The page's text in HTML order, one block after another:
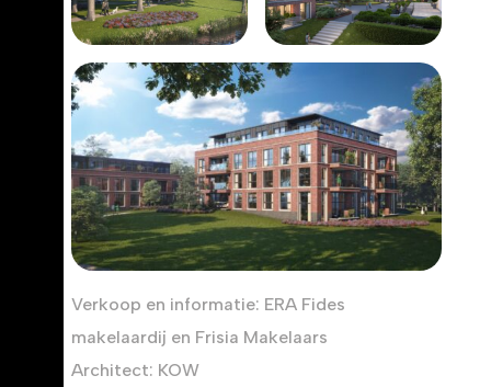
Verkoop en informatie: ERA Fides
makelaardij en Frisia Makelaars
Architect: KOW